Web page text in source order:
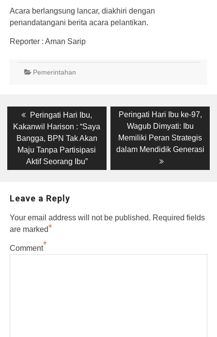
Acara berlangsung lancar, diakhiri dengan
penandatangani berita acara pelantikan.
Reporter : Aman Sarip
Pemerintahan
Post
navigation
Previous
post:
Peringati Hari Ibu,
Kakanwil Harison : “Saya
Bangga, BPN Tak Akan
Maju Tanpa Partisipasi
Aktif Seorang Ibu”
Next
post:
Peringati Hari Ibu ke-97,
Wagub Dimyati: Ibu
Memiliki Peran Strategis
dalam Mendidik Generasi
Leave a Reply
Your email address will not be published. Required fields
are marked*
Comment*